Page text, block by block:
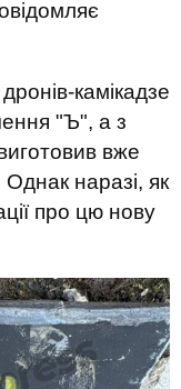
камікадзе
"Ъ", а з
вже
Однак наразі, як
про цю нову